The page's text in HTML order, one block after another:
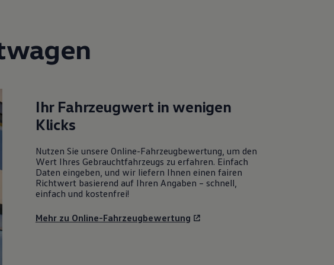
Ihr Fahrzeugwert in wenigen
Klicks
Nutzen Sie unsere Online-Fahrzeugbewertung, um den
Wert Ihres Gebrauchtfahrzeugs zu erfahren. Einfach
Daten eingeben, und wir liefern Ihnen einen fairen
Richtwert basierend auf Ihren Angaben – schnell,
einfach und kostenfrei!
Mehr zu Online-Fahrzeugbewertung